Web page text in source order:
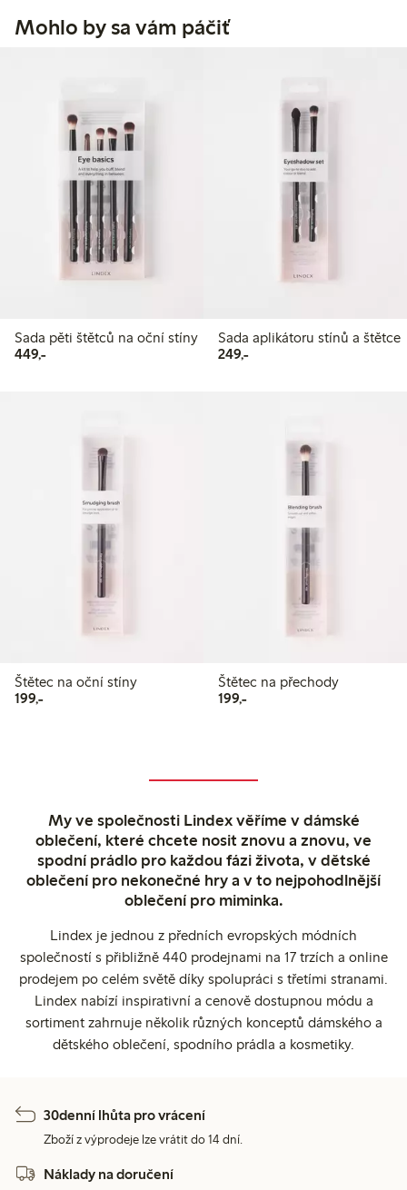
Mohlo by sa vám páčiť
Sada pěti štětců na oční stíny
449,-449,00 Kč
Sada aplikátoru stínů a štětce
249,-249,00 Kč
Štětec na oční stíny
199,-199,00 Kč
Štětec na přechody
199,-199,00 Kč
My ve společnosti Lindex věříme v dámské
oblečení, které chcete nosit znovu a znovu, ve
spodní prádlo pro každou fázi života, v dětské
oblečení pro nekonečné hry a v to nejpohodlnější
oblečení pro miminka.
Lindex je jednou z předních evropských módních
společností s přibližně 440 prodejnami na 17 trzích a online
prodejem po celém světě díky spolupráci s třetími stranami.
Lindex nabízí inspirativní a cenově dostupnou módu a
sortiment zahrnuje několik různých konceptů dámského a
dětského oblečení, spodního prádla a kosmetiky.
30denní lhůta pro vrácení
Zboží z výprodeje lze vrátit do 14 dní.
Náklady na doručení